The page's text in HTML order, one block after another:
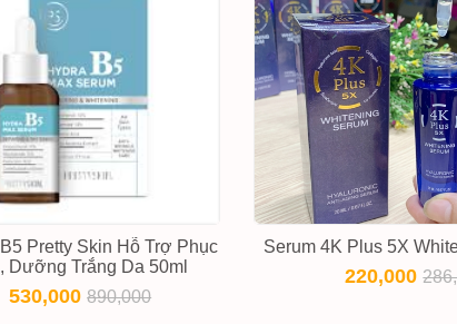
Pretty Skin Hỗ Trợ Phục
Dưỡng Trắng Da 50ml
530,000890,000
Serum 4K Plus 5X
220,000